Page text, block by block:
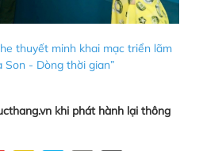
thuyết minh khai mạc triển lãm
Son - Dòng thời gian”
khi phát hành lại thông